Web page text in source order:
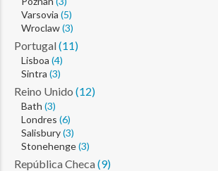
Varsovia (5)
Wroclaw(3)
Portugal (11)
Lisboa (4)
Sintra (3)
Reino Unido (12)
Bath (3)
Londres (6)
Salisbury(3)
Stonehenge(3)
República Checa (9)